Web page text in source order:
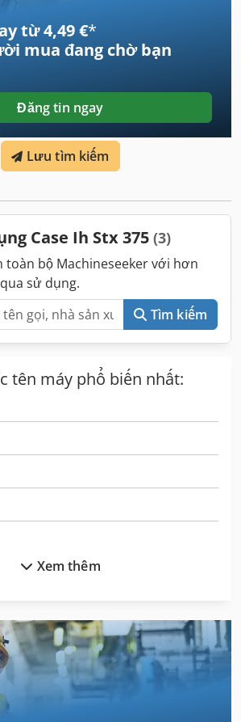
từ 4,49 €*
mua đang chờ bạn
Đăng tin ngay
Lưu tìm kiếm
Case Ih Stx 375 (3)
toàn bộ Machineseeker với hơn
sử dụng.
Tìm kiếm
tên máy phổ biến nhất:
Xem thêm